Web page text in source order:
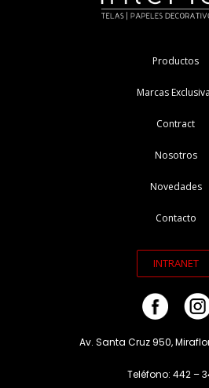
Productos
Marcas
Contract
Nosotros
Novedades
Contacto
INTRANET
Av. Santa Cruz 950,
Teléfono: 442 –